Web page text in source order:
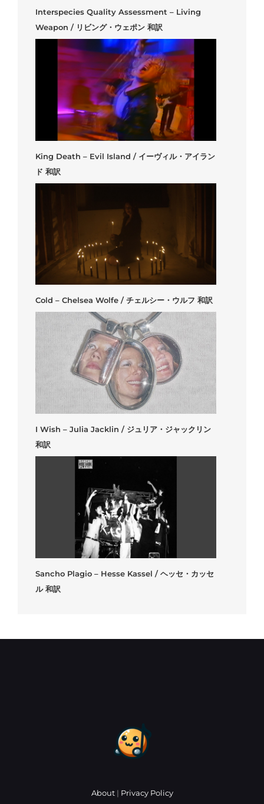
Interspecies Quality Assessment – Living
Weapon / リビング・ウェポン 和訳
King Death – Evil Island / イーヴィル・アイラン
ド 和訳
Cold – Chelsea Wolfe / チェルシー・ウルフ 和訳
I Wish – Julia Jacklin / ジュリア・ジャックリン
和訳
Sancho Plagio – Hesse Kassel / ヘッセ・カッセ
ル 和訳
About| Privacy Policy